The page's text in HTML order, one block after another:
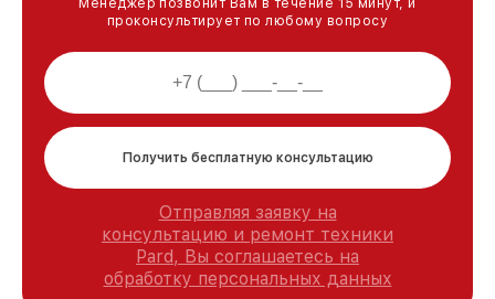
проконсультирует по любому вопросу
Получить бесплатную консультацию
Отправляя заявку на
консультацию и ремонт техники
Pard, Вы соглашаетесь на
обработку персональных данных